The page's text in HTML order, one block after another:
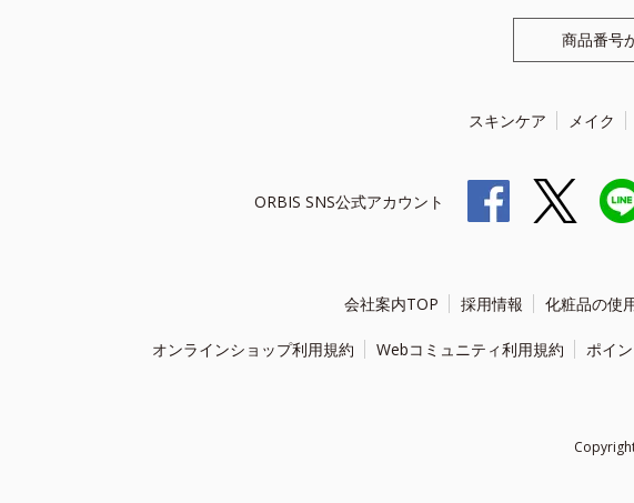
商品番号
スキンケア メイク
ORBIS SNS公式アカウント
会社案内TOP 採用情報 化粧品の使
オンラインショップ利用規約 Webコミュニティ利用規約 ポイ